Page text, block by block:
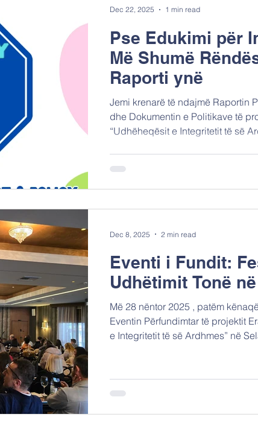
Pse Edukimi për
Më Shumë
Raporti ynë
Jemi krenarë të ndajmë Raportin
dhe Dokumentin e Politikave të projekteve tona. Programi
“Udhëheqësit e Integritetit të së
praktike të jetës shkollore . Projekti tregon se integriteti
nuk ka të bëjë vetëm me
Dec 22, 2025 1 min read
Eventi i Fundit:
Udhëtimit Tonë
Më 28 nëntor 2025 , patëm kënaqësinë të organizonim
Eventin Përfundimtar të projektit Erasmus+ “
e Integritetit të së Ardhmes” në Selanik të Greqisë , dhe
studentët dhe partnerët e projektit për të reflektuar mbi atë
që arritëm, për t'u rilidhur rreth
Dec 8, 2025 2 min read